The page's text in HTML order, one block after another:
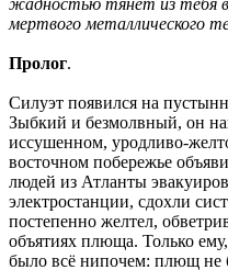
мертвого металлического
Пролог.
Силуэт появился на
Зыбкий и безмолвный, он
иссушенном, уродливо-
восточном побережье
людей из Атланты
электростанции, сдохли
постепенно желтел,
объятиях плюща. Только
было всё нипочем: плющ не